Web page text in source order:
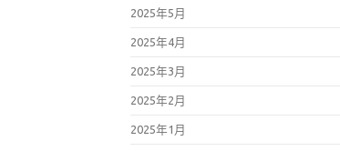
2025年5月
2025年4月
2025年3月
2025年2月
2025年1月